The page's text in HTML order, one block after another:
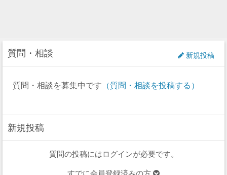
質問・相談 新規投稿
質問・相談を募集中です （質問・相談を投稿する）
新規投稿
質問の投稿にはログインが必要です。